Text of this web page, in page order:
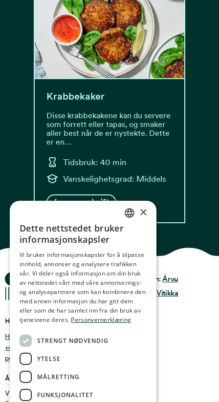
Krabbekaker
Disse krabbekakene kan du servere
som forrett eller tapas, og smaker
aller best når de er nystekte. Dette
er en…
Tidsbruk: 40 min
Vanskelighetsgrad: Middels
Les oppskrift
Ocean Stories
Hvor finner du oss
Holmen 4b, 9750 Honningsvåg, Norge
+47 47 99 00 95
post@oceanstories.no
Åpningstider
Vintersesong 1. nov - 30. april: Man - søn 10-16
Privacy & Policy
Terms & conditions
Design:Árvu
Kode:Vitikka
NORWEGIAN
GERMAN
FRENCH
SPANISH
FINNISH
×
Dette nettstedet bruker
informasjonskapsler
Vi bruker informasjonskapsler for å tilpasse
innhold, annonser og analysere trafikken
vår. Vi deler også informasjon om din bruk
av nettstedet vårt med våre annonserings-
og analysepartnere som kan kombinere den
med annen informasjon du har gitt dem
eller som de har samlet inn fra din bruk av
tjenestene deres. Personvernerklæring
STRENGT NØDVENDIG
YTELSE
MÅLRETTING
FUNKSJONALITET